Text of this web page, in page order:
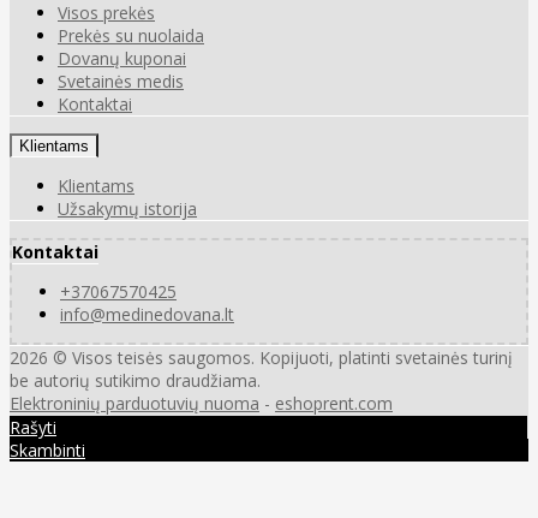
Visos prekės
Prekės su nuolaida
Dovanų kuponai
Svetainės medis
Kontaktai
Klientams
Klientams
Užsakymų istorija
Kontaktai
+37067570425
info@medinedovana.lt
2026 © Visos teisės saugomos. Kopijuoti, platinti svetainės turinį
be autorių sutikimo draudžiama.
Elektroninių parduotuvių nuoma - eshoprent.com
Rašyti
Skambinti